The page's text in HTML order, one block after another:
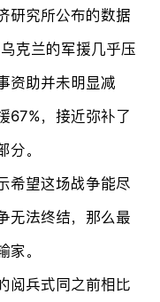
研究所公布的数据
克兰的军援几乎压
资助并未明显减
67%，接近弥补了
。
希望这场战争能尽
无法终结，那么最
。
阅兵式同之前相比